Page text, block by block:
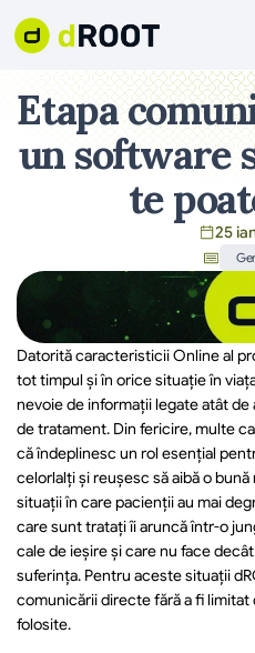
Etapa
un software
te
25
Datorită caracteristicii Online al
tot timpul și în orice situație în
nevoie de informații legate atât
de tratament. Din fericire, multe
că îndeplinesc un rol esențial
celorlalți și reușesc să aibă o
situații în care pacienții au mai
care sunt tratați îi aruncă într-o
cale de ieșire și care nu face
suferința. Pentru aceste situații
comunicării directe fără a fi
folosite.